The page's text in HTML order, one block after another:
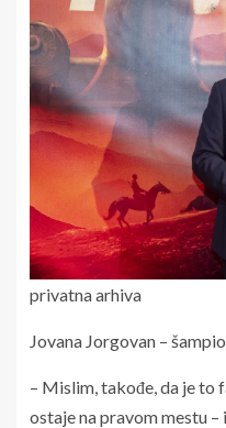
privatna arhiva
Jovana Jorgovan –
– Mislim, takođe, da je to
ostaje na pravom mestu –